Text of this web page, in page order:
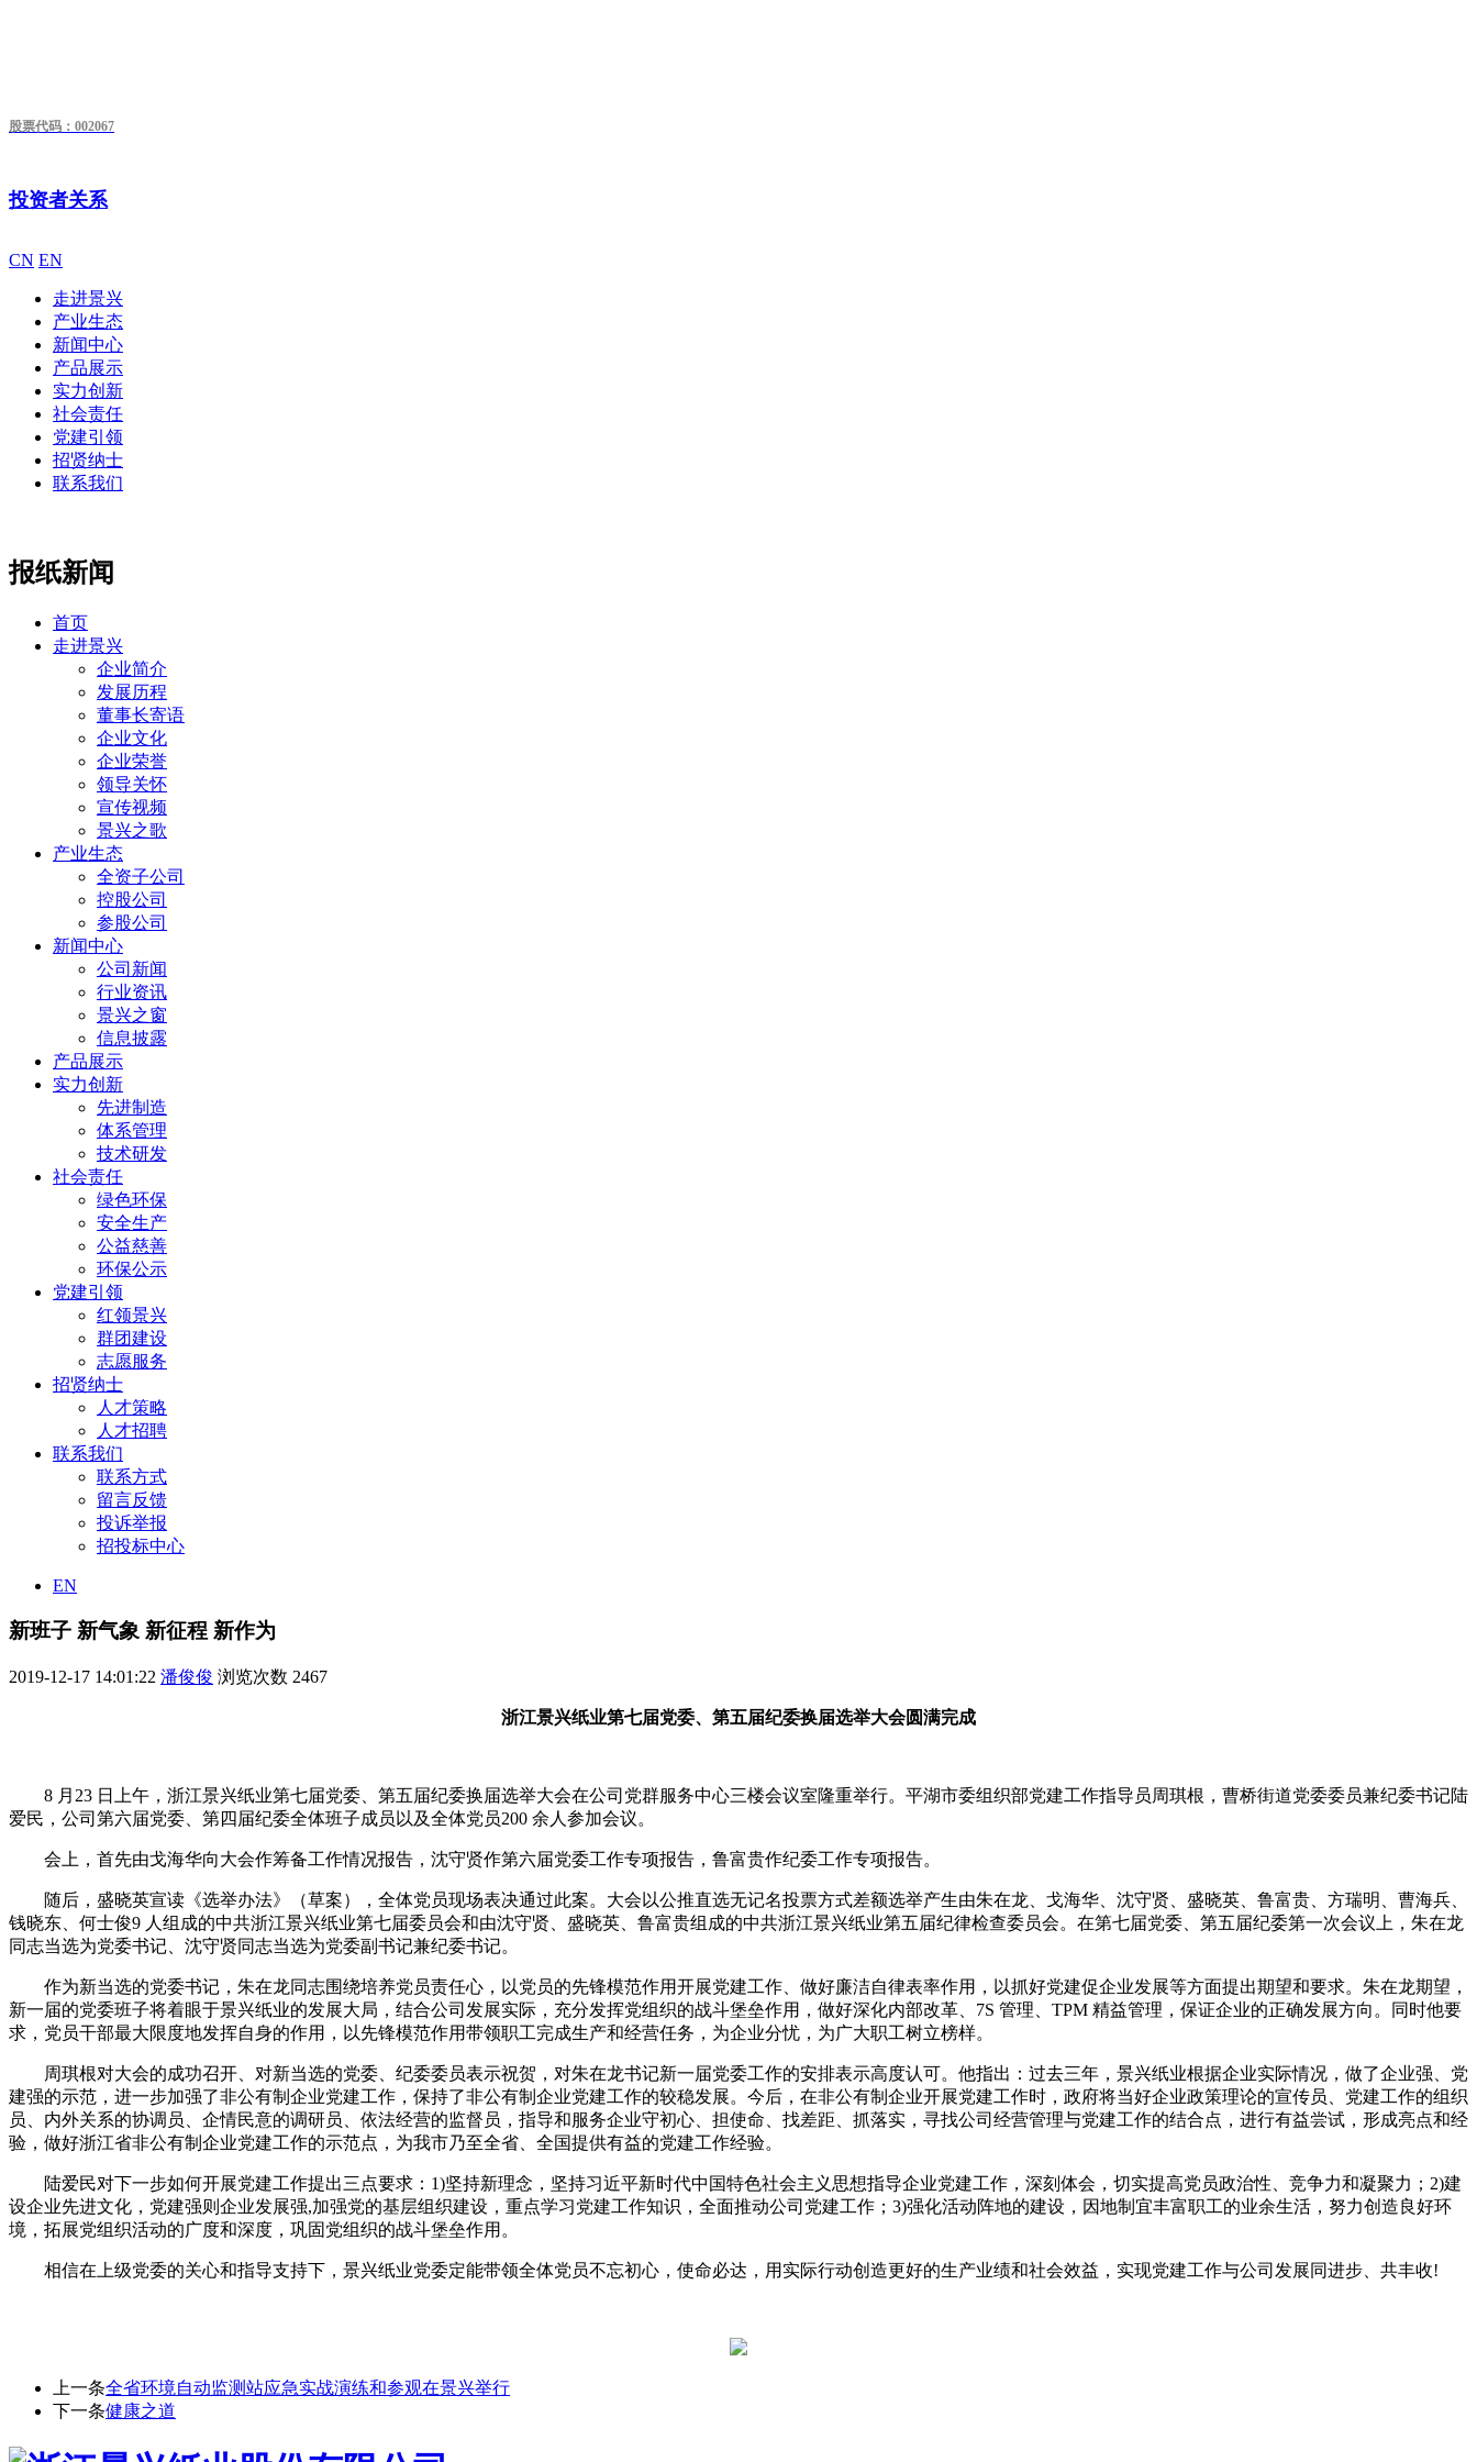
股票代码：002067
投资者关系
CN EN
走进景兴
产业生态
新闻中心
产品展示
实力创新
社会责任
党建引领
招贤纳士
联系我们
报纸新闻
首页
走进景兴
企业简介
发展历程
董事长寄语
企业文化
企业荣誉
领导关怀
宣传视频
景兴之歌
产业生态
全资子公司
控股公司
参股公司
新闻中心
公司新闻
行业资讯
景兴之窗
信息披露
产品展示
实力创新
先进制造
体系管理
技术研发
社会责任
绿色环保
安全生产
公益慈善
环保公示
党建引领
红领景兴
群团建设
志愿服务
招贤纳士
人才策略
人才招聘
联系我们
联系方式
留言反馈
投诉举报
招投标中心
EN
新班子 新气象 新征程 新作为
2019-12-17 14:01:22 潘俊俊 浏览次数 2467
浙江景兴纸业第七届党委、第五届纪委换届选举大会圆满完成
8 月23 日上午，浙江景兴纸业第七届党委、第五届纪委换届选举大会在公司党群服务中心三楼会议室隆重举行。平湖市委组织部党建工作指导员周琪根，曹桥街道党委委员兼纪委书记陆
爱民，公司第六届党委、第四届纪委全体班子成员以及全体党员200 余人参加会议。
会上，首先由戈海华向大会作筹备工作情况报告，沈守贤作第六届党委工作专项报告，鲁富贵作纪委工作专项报告。
随后，盛晓英宣读《选举办法》（草案），全体党员现场表决通过此案。大会以公推直选无记名投票方式差额选举产生由朱在龙、戈海华、沈守贤、盛晓英、鲁富贵、方瑞明、曹海兵、
钱晓东、何士俊9 人组成的中共浙江景兴纸业第七届委员会和由沈守贤、盛晓英、鲁富贵组成的中共浙江景兴纸业第五届纪律检查委员会。在第七届党委、第五届纪委第一次会议上，朱在龙
同志当选为党委书记、沈守贤同志当选为党委副书记兼纪委书记。
作为新当选的党委书记，朱在龙同志围绕培养党员责任心，以党员的先锋模范作用开展党建工作、做好廉洁自律表率作用，以抓好党建促企业发展等方面提出期望和要求。朱在龙期望，
新一届的党委班子将着眼于景兴纸业的发展大局，结合公司发展实际，充分发挥党组织的战斗堡垒作用，做好深化内部改革、7S 管理、TPM 精益管理，保证企业的正确发展方向。同时他要
求，党员干部最大限度地发挥自身的作用，以先锋模范作用带领职工完成生产和经营任务，为企业分忧，为广大职工树立榜样。
周琪根对大会的成功召开、对新当选的党委、纪委委员表示祝贺，对朱在龙书记新一届党委工作的安排表示高度认可。他指出：过去三年，景兴纸业根据企业实际情况，做了企业强、党
建强的示范，进一步加强了非公有制企业党建工作，保持了非公有制企业党建工作的较稳发展。今后，在非公有制企业开展党建工作时，政府将当好企业政策理论的宣传员、党建工作的组织
员、内外关系的协调员、企情民意的调研员、依法经营的监督员，指导和服务企业守初心、担使命、找差距、抓落实，寻找公司经营管理与党建工作的结合点，进行有益尝试，形成亮点和经
验，做好浙江省非公有制企业党建工作的示范点，为我市乃至全省、全国提供有益的党建工作经验。
陆爱民对下一步如何开展党建工作提出三点要求：1)坚持新理念，坚持习近平新时代中国特色社会主义思想指导企业党建工作，深刻体会，切实提高党员政治性、竞争力和凝聚力；2)建
设企业先进文化，党建强则企业发展强,加强党的基层组织建设，重点学习党建工作知识，全面推动公司党建工作；3)强化活动阵地的建设，因地制宜丰富职工的业余生活，努力创造良好环
境，拓展党组织活动的广度和深度，巩固党组织的战斗堡垒作用。
相信在上级党委的关心和指导支持下，景兴纸业党委定能带领全体党员不忘初心，使命必达，用实际行动创造更好的生产业绩和社会效益，实现党建工作与公司发展同进步、共丰收!
上一条全省环境自动监测站应急实战演练和参观在景兴举行
下一条健康之道